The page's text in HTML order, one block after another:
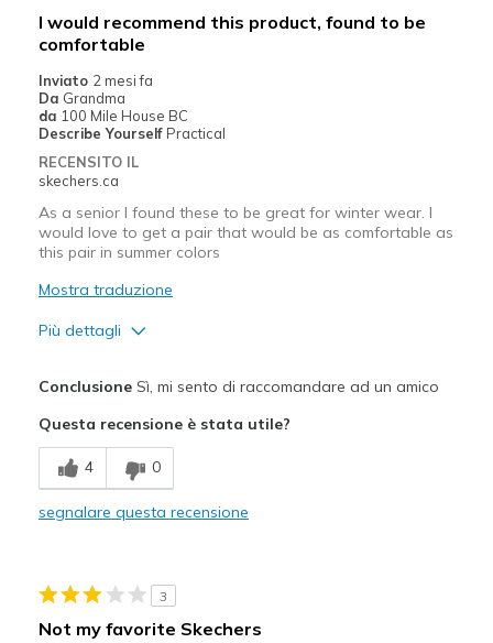
View On Shoes
I'm Into Shoes
I would recommend this product, found to be
comfortable
Inviato 2 mesi fa
Da Grandma
da 100 Mile House BC
Describe Yourself Practical
RECENSITO IL
skechers.ca
As a senior I found these to be great for winter wear. I
would love to get a pair that would be as comfortable as
this pair in summer colors
Mostra traduzione
Più dettagli
Durable
Migliori Utilizzi:
Casual Wear
View On Shoes
Shoes are for Wearing
ConclusioneSì, mi sento di raccomandare ad un amico
Questa recensione è stata utile?
4 0
segnalare questa recensione
3
Not my favorite Skechers